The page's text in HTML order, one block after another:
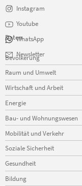
Instagram
Youtube
WhatsApp
Newsletter
Daten
Navigation
überspringen
Bevölkerung
Raum und Umwelt
Wirtschaft und Arbeit
Energie
Bau- und Wohnungswesen
Mobilität und Verkehr
Soziale Sicherheit
Gesundheit
Bildung